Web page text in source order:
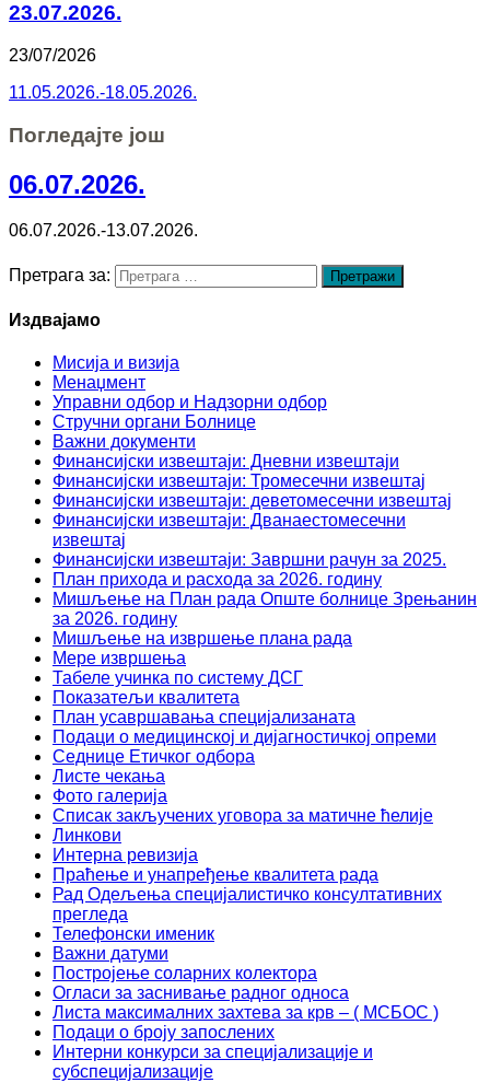
23.07.2026.
23/07/2026
11.05.2026.-18.05.2026.
Погледајте још
06.07.2026.
06.07.2026.-13.07.2026.
Претрага за:
Издвајамо
Мисија и визија
Менаџмент
Управни одбор и Надзорни одбор
Стручни органи Болнице
Важни документи
Финансијски извештаји: Дневни извештаји
Финансијски извештаји: Тромесечни извештај
Финансијски извештаји: деветомесечни извештај
Финансијски извештаји: Дванаестомесечни
извештај
Финансијски извештаји: Завршни рачун за 2025.
План прихода и расхода за 2026. годину
Мишљење на План рада Опште болнице Зрењанин
за 2026. годину
Мишљење на извршење плана рада
Мере извршења
Табеле учинка по систему ДСГ
Показатељи квалитета
План усавршавања специјализаната
Подаци о медицинској и дијагностичкој опреми
Седнице Етичког одбора
Листе чекања
Фото галерија
Списак закључених уговора за матичне ћелије
Линкови
Интерна ревизија
Праћење и унапређење квалитета рада
Рад Одељења специјалистичко консултативних
прегледа
Телефонски именик
Важни датуми
Постројење соларних колектора
Огласи за заснивање радног односа
Листа максималних захтева за крв – ( МСБОС )
Подаци о броју запослених
Интерни конкурси за специјализације и
субспецијализације